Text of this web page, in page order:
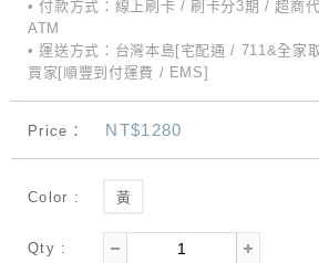
• 付款方式：線上刷卡 / 刷卡分3期 / 超商
ATM
• 運送方式：台灣本島[宅配通 / 711&全家
買家[順豐到付運費 / EMS]
Price： NT$1280
Color : 黃
Qty :